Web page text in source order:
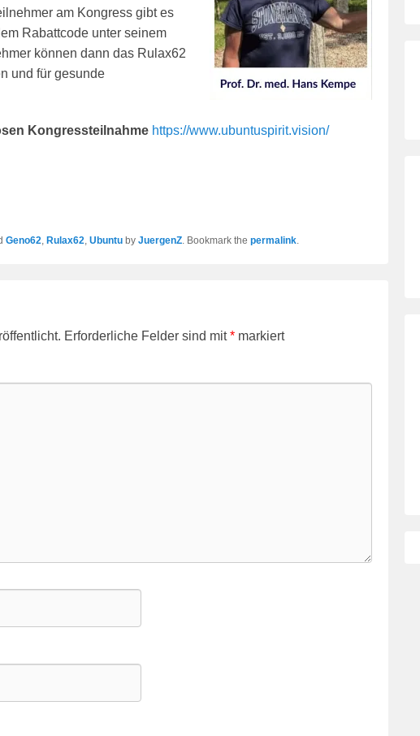
am Kongress gibt es
Rabattcode unter seinem
können dann das Rulax62
und für gesunde
Kongressteilnahme https://www.ubuntuspirit.vision/
Geno62 Rulax62 Ubuntu by JuergenZ . Bookmark the permalink
Erforderliche Felder sind mit* markiert